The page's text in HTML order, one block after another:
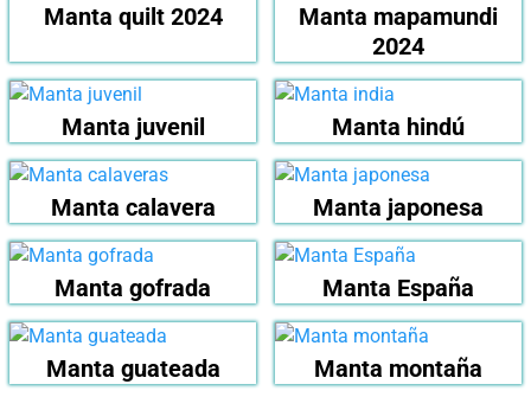
Manta quilt 2024
Manta mapamundi
2024
Manta juvenil Manta hindú
Manta calavera Manta japonesa
Manta gofrada Manta España
Manta guateada Manta montaña